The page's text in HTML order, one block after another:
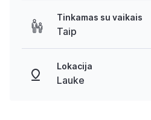
Tinkamas su vaikais
Taip
Lokacija
Lauke